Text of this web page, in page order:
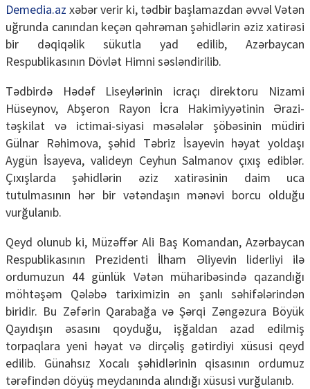
Demedia.az xəbər verir ki, tədbir başlamazdan əvvəl Vətən
uğrunda canından keçən qəhrəman şəhidlərin əziz xatirəsi
bir dəqiqəlik sükutla yad edilib, Azərbaycan
Respublikasının Dövlət Himni səsləndirilib.
Tədbirdə Hədəf Liseylərinin icraçı direktoru Nizami
Hüseynov, Abşeron Rayon İcra Hakimiyyətinin Ərazi-
təşkilat və ictimai-siyasi məsələlər şöbəsinin müdiri
Gülnar Rəhimova, şəhid Təbriz İsayevin həyat yoldaşı
Aygün İsayeva, valideyn Ceyhun Salmanov çıxış ediblər.
Çıxışlarda şəhidlərin əziz xatirəsinin daim uca
tutulmasının hər bir vətəndaşın mənəvi borcu olduğu
vurğulanıb.
Qeyd olunub ki, Müzəffər Ali Baş Komandan, Azərbaycan
Respublikasının Prezidenti İlham Əliyevin liderliyi ilə
ordumuzun 44 günlük Vətən müharibəsində qazandığı
möhtəşəm Qələbə tariximizin ən şanlı səhifələrindən
biridir. Bu Zəfərin Qarabağa və Şərqi Zəngəzura Böyük
Qayıdışın əsasını qoyduğu, işğaldan azad edilmiş
torpaqlara yeni həyat və dirçəliş gətirdiyi xüsusi qeyd
edilib. Günahsız Xocalı şəhidlərinin qisasının ordumuz
tərəfindən döyüş meydanında alındığı xüsusi vurğulanıb.